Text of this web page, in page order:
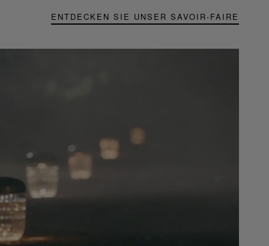
ENTDECKEN SIE UNSER SAVOIR-FAIRE